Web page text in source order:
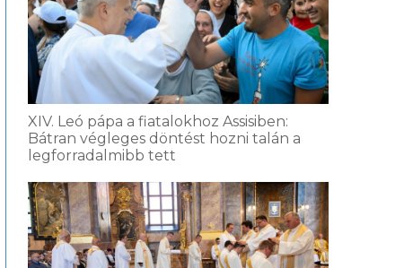
XIV. Leó pápa a fiatalokhoz Assisiben:
Bátran végleges döntést hozni talán a
legforradalmibb tett